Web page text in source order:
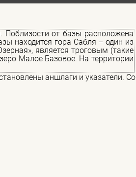
Поблизости от базы расположена
находится гора Сабля – один из
является троговым (такие
Малое Базовое. На территории
аншлаги и указатели. Со